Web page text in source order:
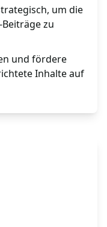
um die
zu
und fördere
Inhalte auf